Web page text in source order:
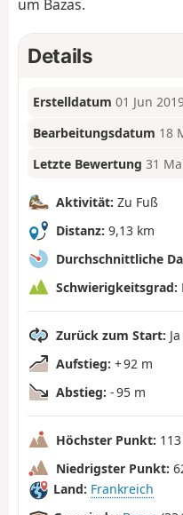
um Bazas.
Details
Erstelldatum 01 Jun
Bearbeitungsdatum 18
Letzte Bewertung 31
Aktivität: Zu Fuß
Distanz: 9,13 km
Durchschnittliche
Schwierigkeitsgrad:
Zurück zum Start: Ja
Aufstieg: + 92 m
Abstieg: - 95 m
Höchster Punkt:
Niedrigster Punkt:
Land: Frankreich